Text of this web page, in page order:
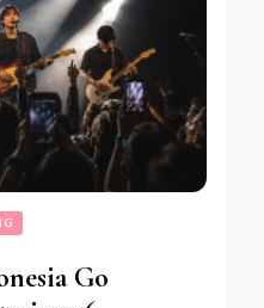
Go